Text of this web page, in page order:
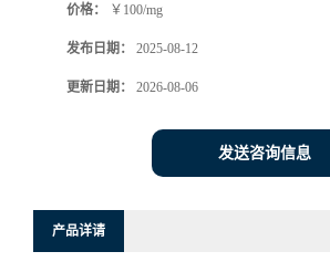
方
价格： ￥100/mg
发布日期： 2025-08-12
更新日期： 2026-08-06
发送咨询信息
产品详请